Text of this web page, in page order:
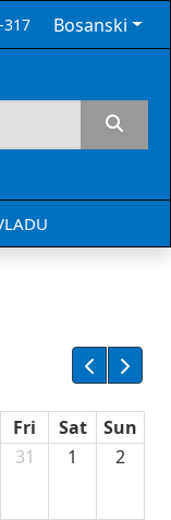
317 Bosanski
Fri Sat
Sun
ugovora sa neprofitnim
31 1 2